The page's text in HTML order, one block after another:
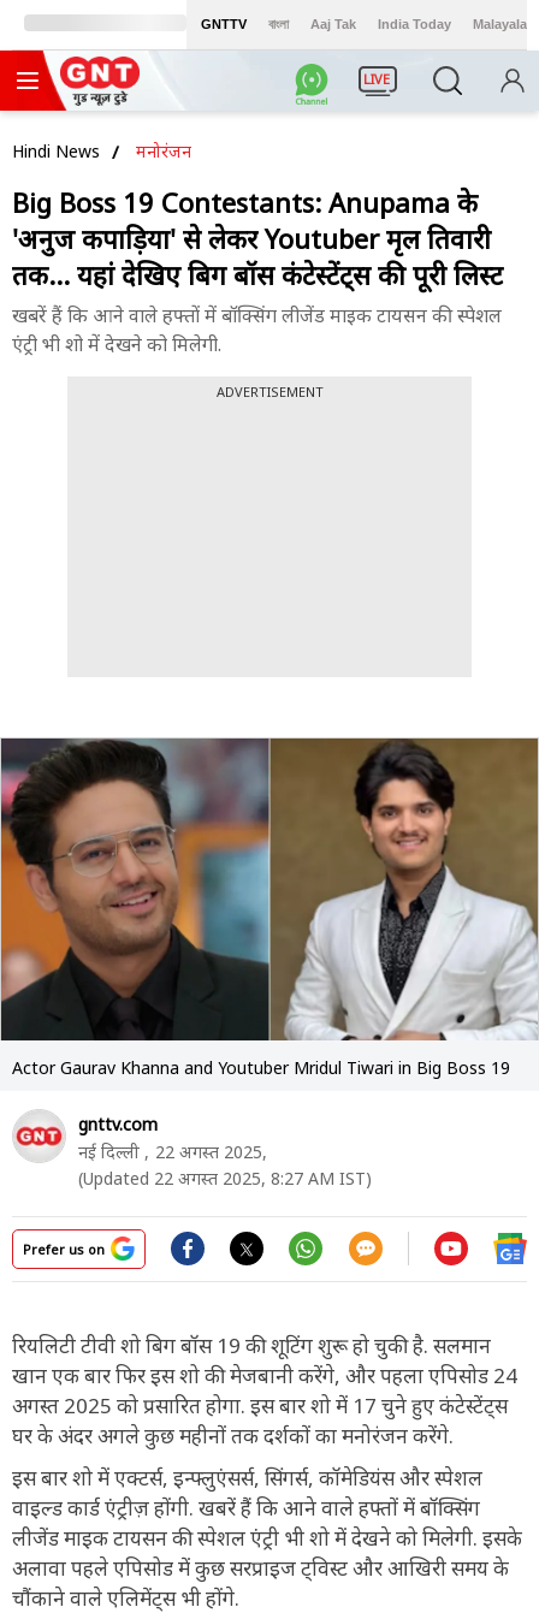
GNTTV বাংলা Aaj Tak India Today Malayalam
LIVE
Hindi News मनोरंजन
Big Boss 19 Contestants: Anupama के
'अनुज कपाड़िया' से लेकर Youtuber मृदुल तिवारी
तक... यहां देखिए बिग बॉस कंटेस्टेंट्स की पूरी लिस्ट
खबरें हैं कि आने वाले हफ्तों में बॉक्सिंग लीजेंड माइक टायसन की स्पेशल
एंट्री भी शो में देखने को मिलेगी.
ADVERTISEMENT
Actor Gaurav Khanna and Youtuber Mridul Tiwari in Big Boss 19
gnttv.com
नई दिल्ली , 22 अगस्त 2025,
(Updated 22 अगस्त 2025, 8:27 AM IST)
Prefer us on
रियलिटी टीवी शो बिग बॉस 19 की शूटिंग शुरू हो चुकी है. सलमान
खान एक बार फिर इस शो की मेजबानी करेंगे, और पहला एपिसोड 24
अगस्त 2025 को प्रसारित होगा. इस बार शो में 17 चुने हुए कंटेस्टेंट्स
घर के अंदर अगले कुछ महीनों तक दर्शकों का मनोरंजन करेंगे.
इस बार शो में एक्टर्स, इन्फ्लुएंसर्स, सिंगर्स, कॉमेडियंस और स्पेशल
वाइल्ड कार्ड एंट्रीज़ होंगी. खबरें हैं कि आने वाले हफ्तों में बॉक्सिंग
लीजेंड माइक टायसन की स्पेशल एंट्री भी शो में देखने को मिलेगी. इसके
अलावा पहले एपिसोड में कुछ सरप्राइज ट्विस्ट और आखिरी समय के
चौंकाने वाले एलिमेंट्स भी होंगे.